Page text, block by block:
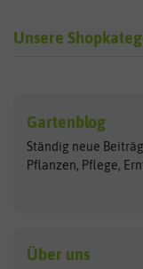
Unsere
Exotische Samen
Gemüsesamen
Gründünger
Kräutersamen
Arche Noah
ASB Greenworld
Benary
Gartenblog
Ständig neue
Pflanzen, Pflege,
Über uns